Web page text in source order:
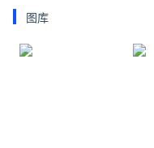
麟、金至尊、潮宏基
中国黄金、周六福、
元/克，具体以门店为
图库